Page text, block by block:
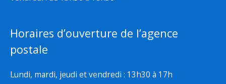
Horaires d’ouverture de l’agence
postale
Lundi, mardi, jeudi et vendredi : 13h30 à 17h